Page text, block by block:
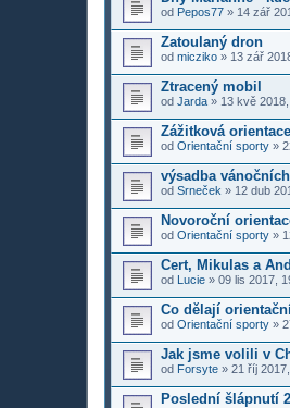
od Pepos77 » 14 zář
Zatoulaný dron
od micziko » 13 zář
Ztracený mobil
od Jarda » 13 kvě 2018,
Zážitková
od Orientační sporty »
výsadba
od Srneček » 12 dub
Novoroční
od Orientační sporty »
Cert, Mikulas a
od Lucie » 09 lis 2017,
Co dělají
od Orientační sporty »
Jak jsme volili v
od Forsyte » 21 říj
Poslední šlápnutí